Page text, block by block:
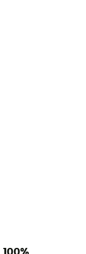
100%